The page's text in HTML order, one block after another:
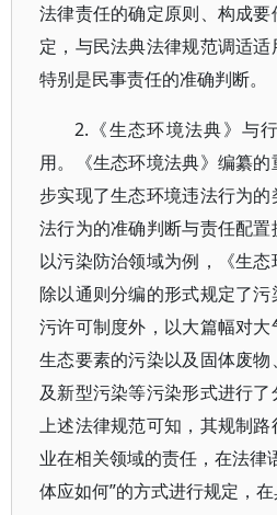
法律责任的确定原则、构成
定，与民法典法律规范调适
特别是民事责任的准确判断。
2.《生态环境法典》与
用。《生态环境法典》编纂
步实现了生态环境违法行为
法行为的准确判断与责任配置
以污染防治领域为例，《生
除以通则分编的形式规定了
污许可制度外，以大篇幅对
生态要素的污染以及固体废
及新型污染等污染形式进行
上述法律规范可知，其规制
业在相关领域的责任，在法律
体应如何”的方式进行规定，